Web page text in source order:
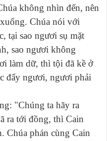
không nhìn đến, nên
Chúa nói với
tại sao ngươi sụ mặt
sao ngươi không
làm dữ, thì tội đã kề ở
đẩy ngươi, ngươi phải
"Chúng ta hãy ra
ra tới đồng, thì Cain
Chúa phán cùng Cain